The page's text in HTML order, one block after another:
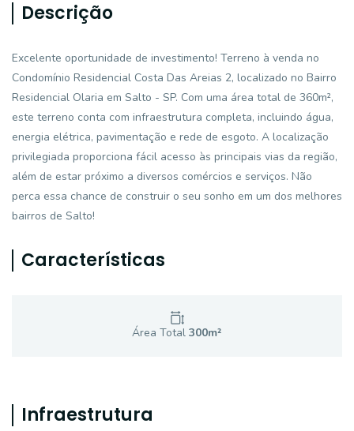
Descrição
Excelente oportunidade de investimento! Terreno à venda no
Condomínio Residencial Costa Das Areias 2, localizado no Bairro
Residencial Olaria em Salto - SP. Com uma área total de 360m²,
este terreno conta com infraestrutura completa, incluindo água,
energia elétrica, pavimentação e rede de esgoto. A localização
privilegiada proporciona fácil acesso às principais vias da região,
além de estar próximo a diversos comércios e serviços. Não
perca essa chance de construir o seu sonho em um dos melhores
bairros de Salto!
Características
Área Total 300m²
Infraestrutura